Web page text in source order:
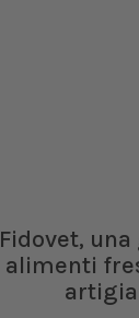
Fidovet,
alimenti